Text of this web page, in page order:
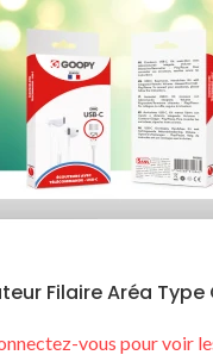
Filaire Aréa Type
vous pour voir